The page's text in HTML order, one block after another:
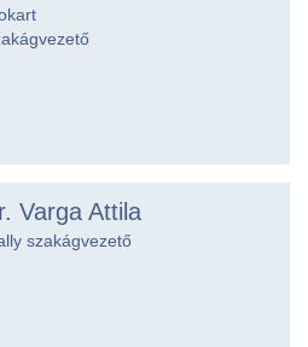
Varga Attila
szakágvezető